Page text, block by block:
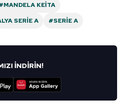
KEITA
SERIE A #SERIE A
İNDİRİN!